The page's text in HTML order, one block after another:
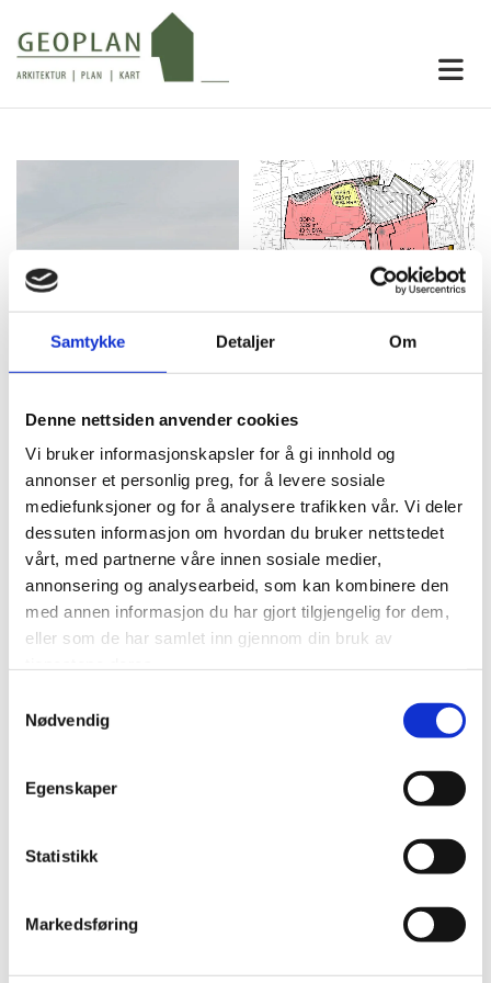
Samtykke Detaljer Om
Denne nettsiden anvender cookies
Vi bruker informasjonskapsler for å gi innhold og
annonser et personlig preg, for å levere sosiale
mediefunksjoner og for å analysere trafikken vår. Vi deler
dessuten informasjon om hvordan du bruker nettstedet
vårt, med partnerne våre innen sosiale medier,
annonsering og analysearbeid, som kan kombinere den
med annen informasjon du har gjort tilgjengelig for dem,
eller som de har samlet inn gjennom din bruk av
Nødvendig
Egenskaper
Statistikk
Markedsføring